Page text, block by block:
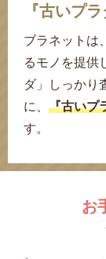
『古いプ
ブラネットは
るモノを提供
ダ」しっかり
に、 『古いプ
す。
お